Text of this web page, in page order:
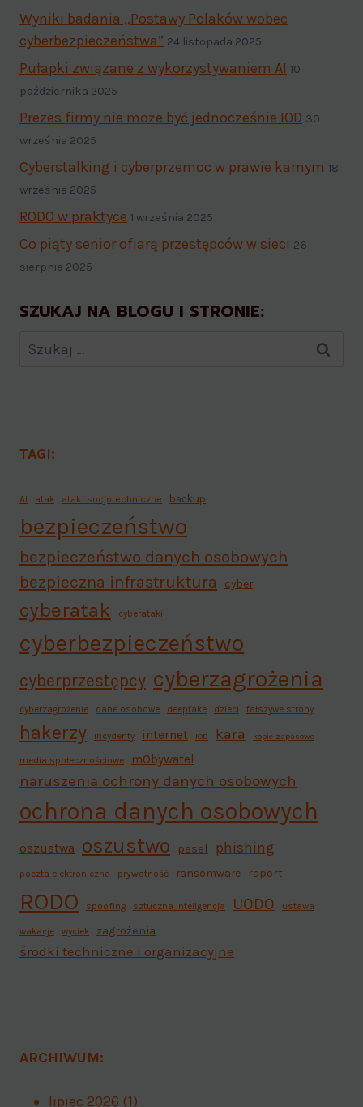
Wyniki badania „Postawy Polaków wobec
cyberbezpieczeństwa” 24 listopada 2025
Pułapki związane z wykorzystywaniem AI 10
października 2025
Prezes firmy nie może być jednocześnie IOD 30
września 2025
Cyberstalking i cyberprzemoc w prawie karnym 18
września 2025
RODO w praktyce 1 września 2025
Co piąty senior ofiarą przestępców w sieci 26
sierpnia 2025
SZUKAJ NA BLOGU I STRONIE:
TAGI:
AI atak ataki socjotechniczne backup
bezpieczeństwo
bezpieczeństwo danych osobowych
bezpieczna infrastruktura
cyber
cyberatak cyberataki
cyberbezpieczeństwo
cyberprzestępcy cyberzagrożenia
cyberzagrożenie dane osobowe deepfake dzieci fałszywe strony
hakerzy incydenty internet IOD kara kopie zapasowe
media społecznościowe mObywatel
naruszenia ochrony danych osobowych
ochrona danych osobowych
oszustwa oszustwo pesel phishing
poczta elektroniczna prywatność ransomware raport
RODO spoofing sztuczna inteligencja UODO ustawa
wakacje wyciek zagrożenia
środki techniczne i organizacyjne
ARCHIWUM:
lipiec 2026 (1)